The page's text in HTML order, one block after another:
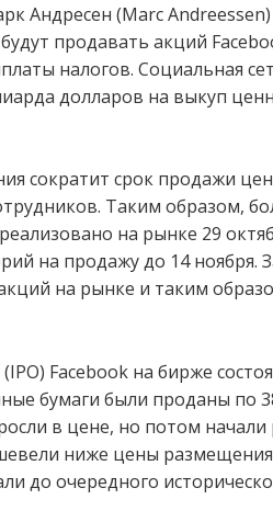
Андресен (Marc
продавать акций
налогов. Социальная
долларов на выкуп
сократит срок продажи
Таким образом,
на рынке 29
на продажу до 14 ноября.
на рынке и таким
Facebook на бирже
бумаги были проданы по
в цене, но потом начали
ниже цены
до очередного